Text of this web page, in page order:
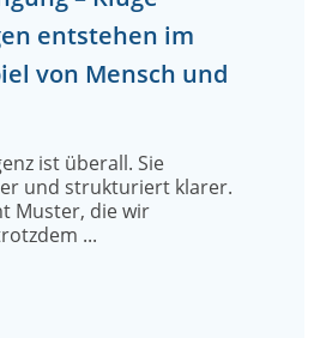
entstehen im
von Mensch und
ist überall. Sie
und strukturiert klarer.
Muster, die wir
...